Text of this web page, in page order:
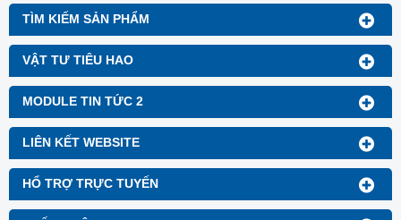
TÌM KIẾM SẢN PHẨM
VẬT TƯ TIÊU HAO
MODULE TIN TỨC 2
LIÊN KẾT WEBSITE
HỔ TRỢ TRỰC TUYẾN